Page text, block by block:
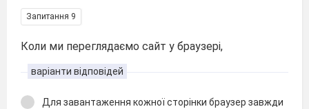
Запитання 9
Коли ми переглядаємо сайт у браузері,
варіанти відповідей
Для завантаження кожної сторінки браузер завжди